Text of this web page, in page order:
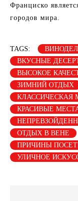
Франциско
городов мира.
TAGS:
ВКУСНЫЕ
ВЫСОКОЕ
ЗИМНИЙ ОТДЫХ
КЛАССИЧЕСКАЯ
КРАСИВЫЕ
ОТДЫХ В ВЕНЕ
ПРИЧИНЫ
УЛИЧНОЕ